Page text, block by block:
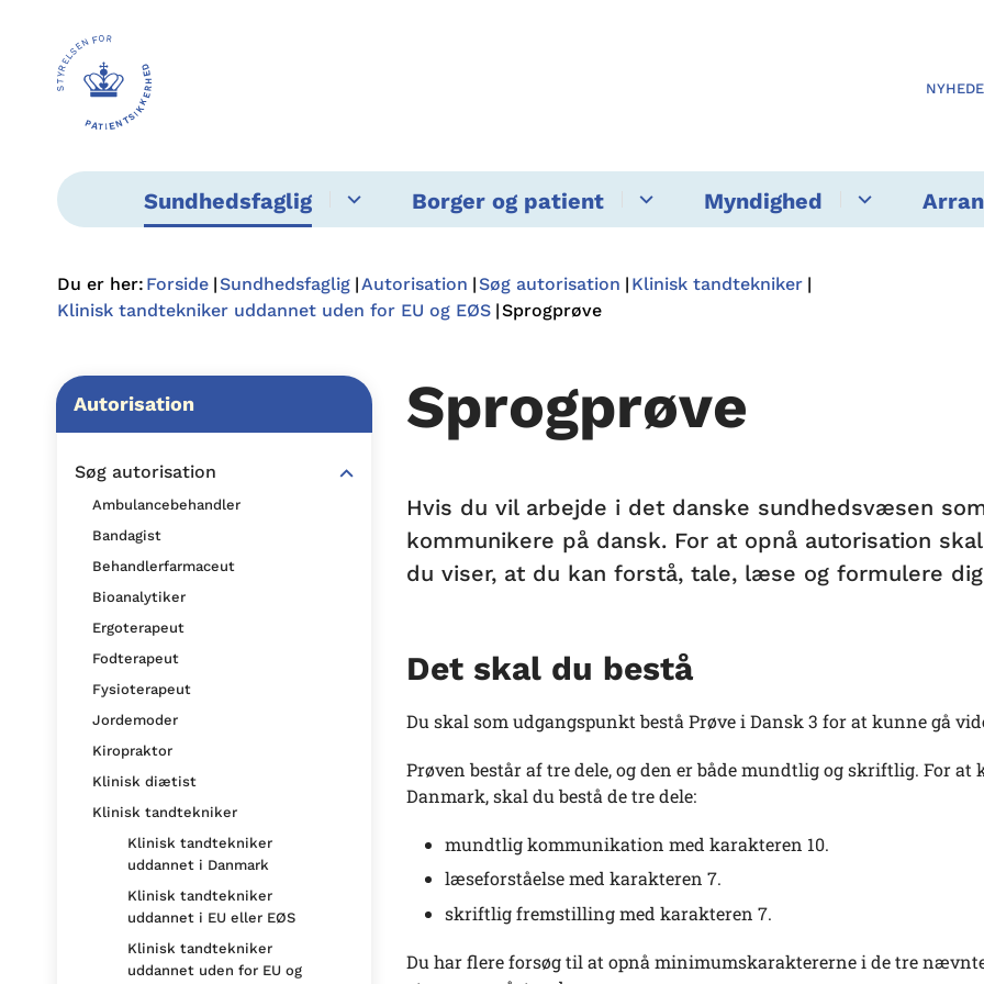
Sundhedsfaglig Borger og patient Myndighed
Du er her: Forside Sundhedsfaglig Autorisation Søg autorisation
Klinisk tandtekniker
Klinisk tandtekniker uddannet uden for EU og EØS Sprogprøve
Autorisation
Søg autorisation
Ambulancebehandler
Bandagist
Behandlerfarmaceut
Bioanalytiker
Ergoterapeut
Fodterapeut
Fysioterapeut
Jordemoder
Kiropraktor
Klinisk diætist
Klinisk tandtekniker
Klinisk tandtekniker
uddannet i Danmark
Klinisk tandtekniker
uddannet i EU eller EØS
Klinisk tandtekniker
uddannet uden for EU og
Sprogprøve
Hvis du vil arbejde i det danske sundhedsvæsen
kommunikere på dansk. For at opnå autorisation
du viser, at du kan forstå, tale, læse og formulere
Det skal du bestå
Du skal som udgangspunkt bestå Prøve i Dansk 3 for at kunne gå
Prøven består af tre dele, og den er både mundtlig og skriftlig. For
Danmark, skal du bestå de tre dele:
mundtlig kommunikation med karakteren 10.
læseforståelse med karakteren 7.
skriftlig fremstilling med karakteren 7.
Du har flere forsøg til at opnå minimumskaraktererne i de tre